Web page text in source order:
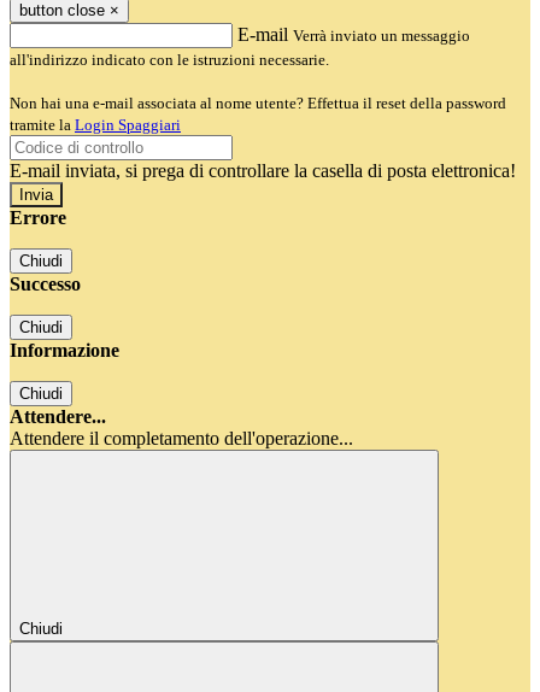
button close ×
E-mail Verrà inviato un messaggio
all'indirizzo indicato con le istruzioni necessarie.
Non hai una e-mail associata al nome utente? Effettua il reset della password
tramite la Login Spaggiari
E-mail inviata, si prega di controllare la casella di posta elettronica!
Errore
Chiudi
Successo
Chiudi
Informazione
Chiudi
Attendere...
Attendere il completamento dell'operazione...
Chiudi